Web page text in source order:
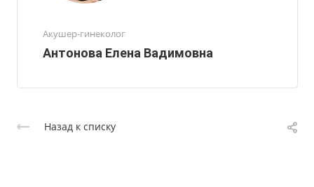
Акушер-гинеколог
Антонова Елена Вадимовна
Назад к списку